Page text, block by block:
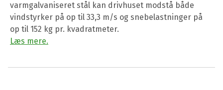
varmgalvaniseret stål kan drivhuset modstå både
vindstyrker på op til 33,3 m/s og snebelastninger på
op til 152 kg pr. kvadratmeter.
Læs mere.